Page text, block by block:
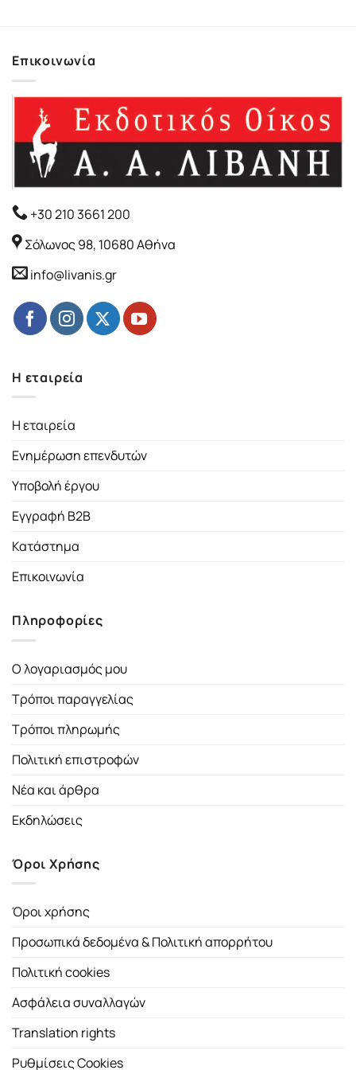
Επικοινωνία
+30 210 3661 200
Σόλωνος 98, 10680 Αθήνα
info@livanis.gr
Η εταιρεία
Η εταιρεία
Ενημέρωση επενδυτών
Υποβολή έργου
Εγγραφή B2B
Κατάστημα
Επικοινωνία
Πληροφορίες
Ο λογαριασμός μου
Τρόποι παραγγελίας
Τρόποι πληρωμής
Πολιτική επιστροφών
Νέα και άρθρα
Εκδηλώσεις
Όροι Χρήσης
Όροι χρήσης
Προσωπικά δεδομένα & Πολιτική απορρήτου
Πολιτική cookies
Ασφάλεια συναλλαγών
Translation rights
Ρυθμίσεις Cookies